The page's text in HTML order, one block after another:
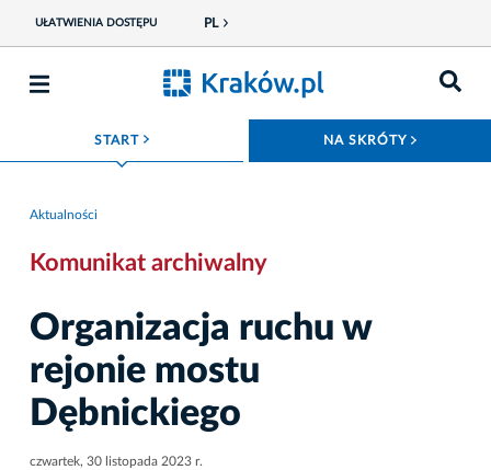
UŁATWIENIA DOSTĘPU PL
START ROZWIŃ MENU NA SKRÓTY
Aktualności
Komunikat archiwalny
Organizacja ruchu w
rejonie mostu
Dębnickiego
czwartek, 30 listopada 2023 r.